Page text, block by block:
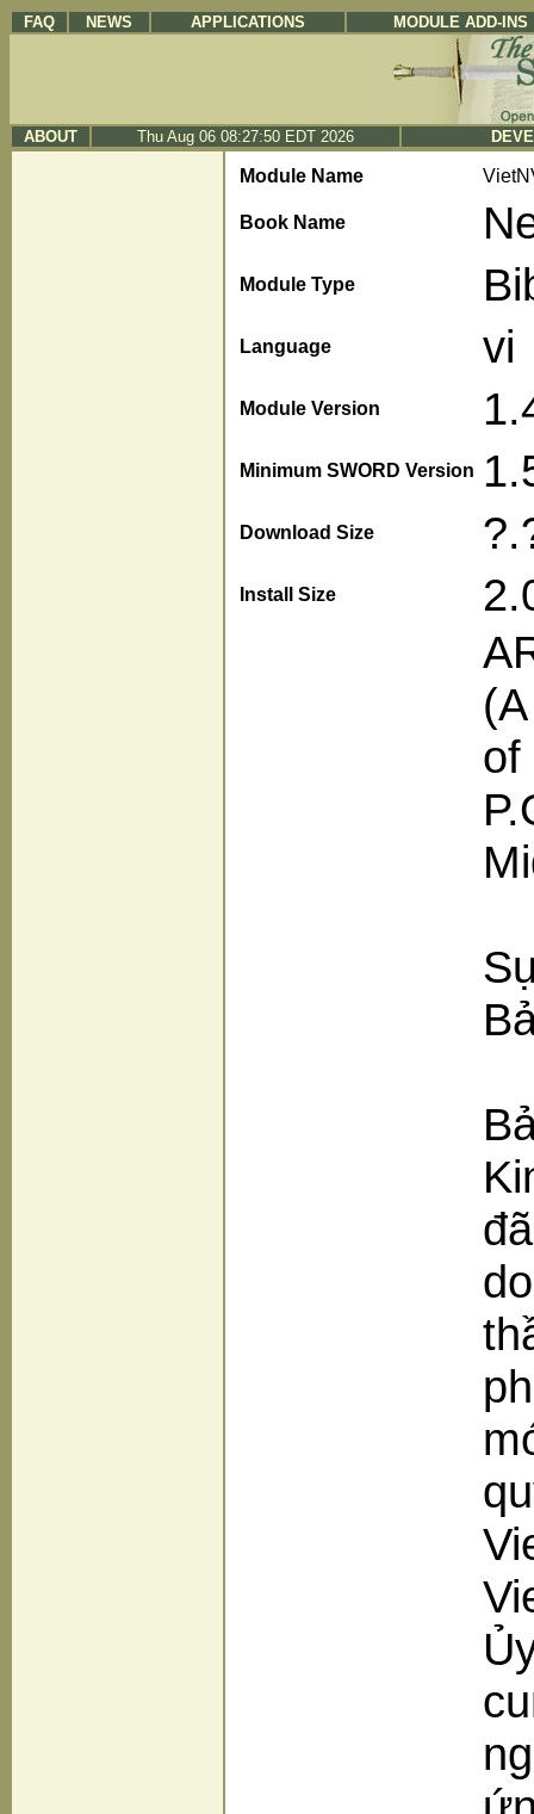
FAQ NEWS APPLICATIONS MODULE ADD-INS
ABOUT Thu Aug 06 08:27:50 EDT 2026
Module Name
Book Name
Module Type
Language vi
Module Version
Minimum SWORD Version
Download Size
Install Size
of